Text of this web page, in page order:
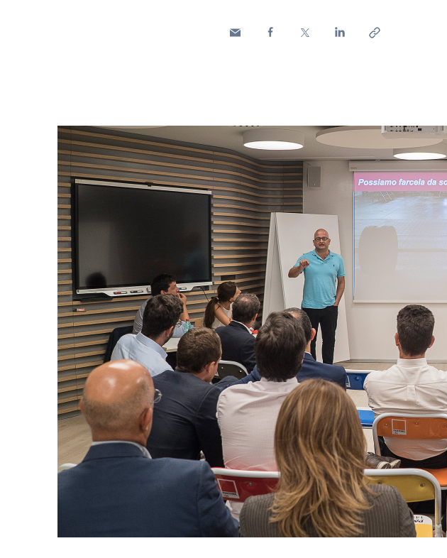
La piattaforma di conoscenza per un mondo di
energia pulita
Archivio Storico Raccontiamo la storia dell'elettricità in Italia